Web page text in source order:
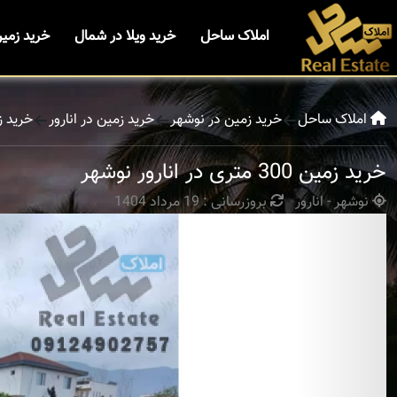
املاک ساحل خرید ویلا در شمال خرید
املاک ساحل خرید زمین در نوشهر خرید زمین در انارور خرید زمین 300
خرید زمین 300 متری در انارور نوشهر
نوشهر - انارور بروزرسانی : 19 مرداد 1404